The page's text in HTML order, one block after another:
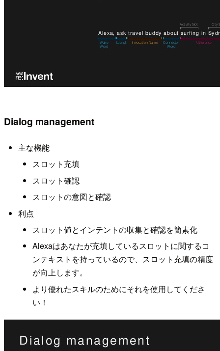
Dialog management
主な機能
スロット充填
スロット確認
スロットの意図と確認
利点
スロット値とインテントの収集と確認を簡素化
Alexaはあなたが充填しているスロットに関するコ
ンテキストを持っているので、スロット充填の精度
が向上します。
より優れたスキルのためにそれを使用してくださ
い！